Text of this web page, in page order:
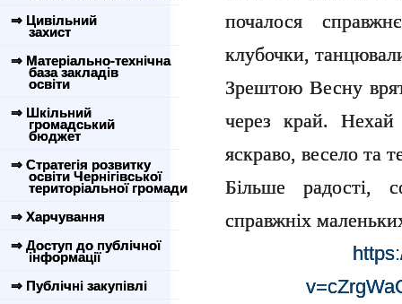
⇒ Цивільний
захист
⇒ Матеріально-технічна
база закладів
освіти
⇒ Шкільний
громадський
бюджет
⇒ Стратегія розвитку
освіти Чернігівської
територіальної громади
⇒ Харчування
⇒ Доступ до публічної
інформації
⇒ Публічні закупівлі
почалося
клубочки,
Зрештою Весну
через край.
яскраво, весело та
Більше радості,
справжніх